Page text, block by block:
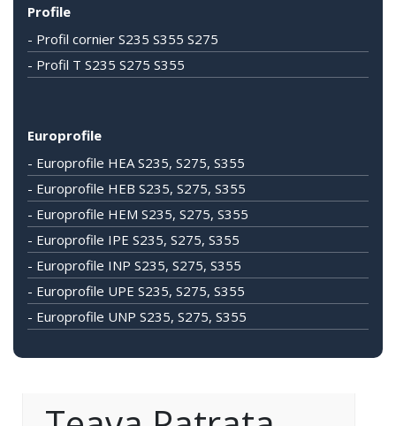
Profile
- Profil cornier S235 S355 S275
- Profil T S235 S275 S355
Europrofile
- Europrofile HEA S235, S275, S355
- Europrofile HEB S235, S275, S355
- Europrofile HEM S235, S275, S355
- Europrofile IPE S235, S275, S355
- Europrofile INP S235, S275, S355
- Europrofile UPE S235, S275, S355
- Europrofile UNP S235, S275, S355